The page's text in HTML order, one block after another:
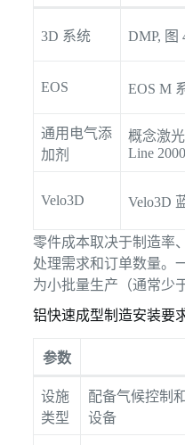
3D 系统 DMP, 图
EOS EOS M
通用电气添
加剂
概念激
Line
Velo3D Velo3D
零件成本取决于制造率
处理需求和订单数量。
为小批量生产（通常少
铝快速成型制造安装要
参数
设施
类型
配备气候控制
设备